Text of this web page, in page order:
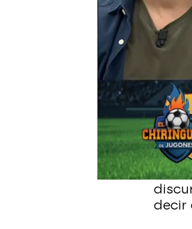
El Chiringuito
Publicado:18 de
El
un
no
decir